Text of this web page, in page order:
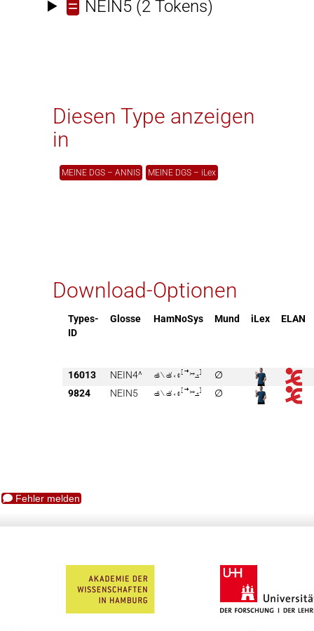
= NEIN5 (2 Tokens)
Diesen Type anzeigen
in
MEINE DGS – ANNIS MEINE DGS – iLex
Download-Optionen
Types-
ID
Glosse HamNoSys Mund iLex ELAN
16013 NEIN4^ 
∅
9824
NEIN5  ∅
Fehler melden